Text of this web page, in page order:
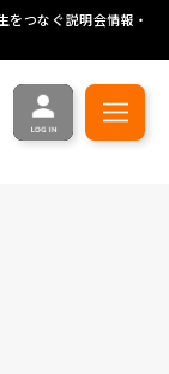
つなぐ説明会情報・